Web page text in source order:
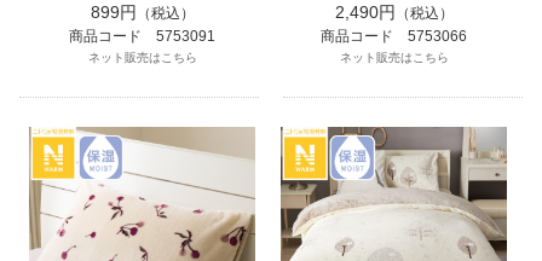
899円
（税込）
商品コード 5753091
ネット販売はこちら
2,490円
（税込）
商品コード 5753066
ネット販売はこちら